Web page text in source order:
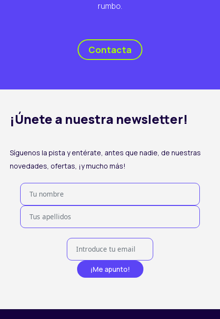
rumbo.
Contacta
¡Únete a nuestra newsletter!
Síguenos la pista y entérate, antes que nadie, de nuestras
novedades, ofertas, ¡y mucho más!
¡Me apunto!